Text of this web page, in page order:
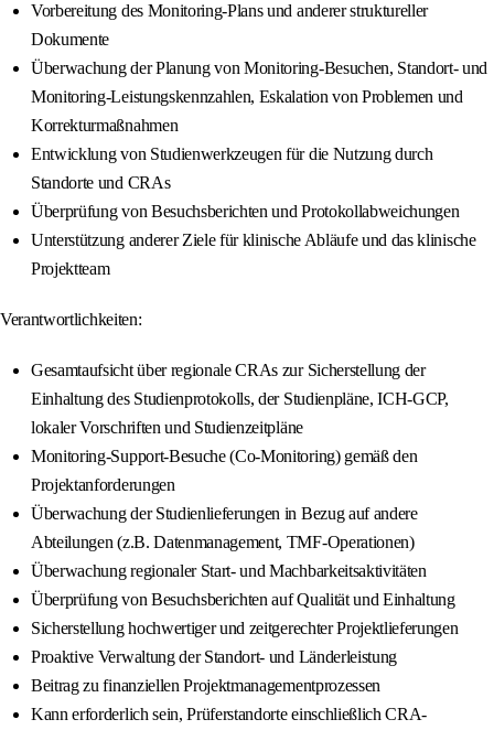
Vorbereitung des Monitoring-Plans und anderer struktureller
Dokumente
Überwachung der Planung von Monitoring-Besuchen, Standort- und
Monitoring-Leistungskennzahlen, Eskalation von Problemen und
Korrekturmaßnahmen
Entwicklung von Studienwerkzeugen für die Nutzung durch
Standorte und CRAs
Überprüfung von Besuchsberichten und Protokollabweichungen
Unterstützung anderer Ziele für klinische Abläufe und das klinische
Projektteam
Verantwortlichkeiten:
Gesamtaufsicht über regionale CRAs zur Sicherstellung der
Einhaltung des Studienprotokolls, der Studienpläne, ICH-GCP,
lokaler Vorschriften und Studienzeitpläne
Monitoring-Support-Besuche (Co-Monitoring) gemäß den
Projektanforderungen
Überwachung der Studienlieferungen in Bezug auf andere
Abteilungen (z.B. Datenmanagement, TMF-Operationen)
Überwachung regionaler Start- und Machbarkeitsaktivitäten
Überprüfung von Besuchsberichten auf Qualität und Einhaltung
Sicherstellung hochwertiger und zeitgerechter Projektlieferungen
Proaktive Verwaltung der Standort- und Länderleistung
Beitrag zu finanziellen Projektmanagementprozessen
Kann erforderlich sein, Prüferstandorte einschließlich CRA-